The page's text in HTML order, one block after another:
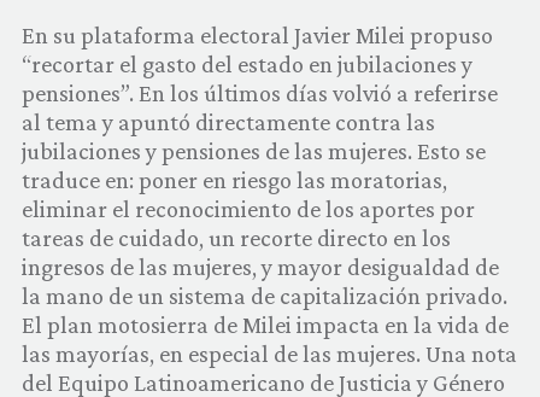
PRODUCTOS
COMUNIDAD
QUIÉNES SOMOS
En su plataforma electoral Javier Milei propuso
“recortar el gasto del estado en jubilaciones y
pensiones”. En los últimos días volvió a referirse
al tema y apuntó directamente contra las
jubilaciones y pensiones de las mujeres. Esto se
traduce en: poner en riesgo las moratorias,
eliminar el reconocimiento de los aportes por
tareas de cuidado, un recorte directo en los
ingresos de las mujeres, y mayor desigualdad de
la mano de un sistema de capitalización privado.
El plan motosierra de Milei impacta en la vida de
las mayorías, en especial de las mujeres. Una nota
del Equipo Latinoamericano de Justicia y Género